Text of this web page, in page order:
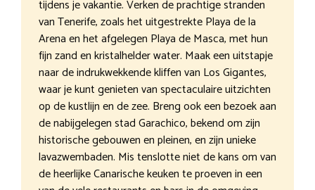
tijdens je vakantie. Verken de prachtige stranden
van Tenerife, zoals het uitgestrekte Playa de la
Arena en het afgelegen Playa de Masca, met hun
fijn zand en kristalhelder water. Maak een uitstapje
naar de indrukwekkende kliffen van Los Gigantes,
waar je kunt genieten van spectaculaire uitzichten
op de kustlijn en de zee. Breng ook een bezoek aan
de nabijgelegen stad Garachico, bekend om zijn
historische gebouwen en pleinen, en zijn unieke
lavazwembaden. Mis tenslotte niet de kans om van
de heerlijke Canarische keuken te proeven in een